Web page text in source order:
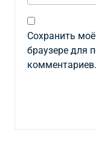
Сохранить
браузере для
комментариев.